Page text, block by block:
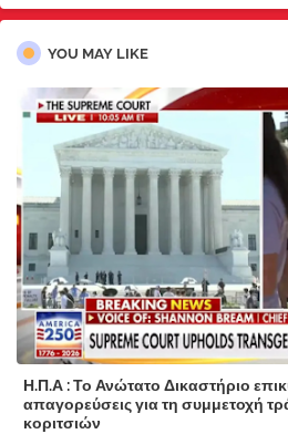
YOU MAY LIKE
Η.Π.Α : Το Ανώτατο Δικαστήριο
απαγορεύσεις για τη συμμετοχή
κοριτσιών